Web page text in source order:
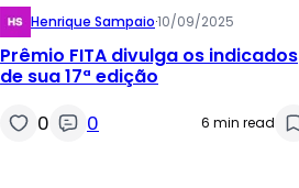
Henrique Sampaio·10/09/2025
Prêmio FITA divulga os indicados
de sua 17ª edição
0 0 6 min read